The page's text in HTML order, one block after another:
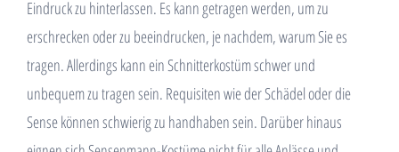
Eindruck zu hinterlassen. Es kann getragen werden, um zu
erschrecken oder zu beeindrucken, je nachdem, warum Sie es
tragen. Allerdings kann ein Schnitterkostüm schwer und
unbequem zu tragen sein. Requisiten wie der Schädel oder die
Sense können schwierig zu handhaben sein. Darüber hinaus